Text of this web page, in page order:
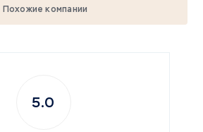
Похожие компании
5.0